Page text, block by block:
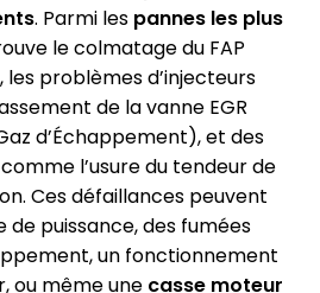
. Parmi les pannes les plus
le colmatage du FAP
problèmes d’injecteurs
de la vanne EGR
d’Échappement), et des
l’usure du tendeur de
Ces défaillances peuvent
puissance, des fumées
un fonctionnement
ou même une casse moteur